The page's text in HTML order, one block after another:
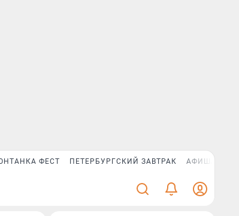
ФЕСТ ПЕТЕРБУРГСКИЙ ЗАВТРАК АФИША PLUS